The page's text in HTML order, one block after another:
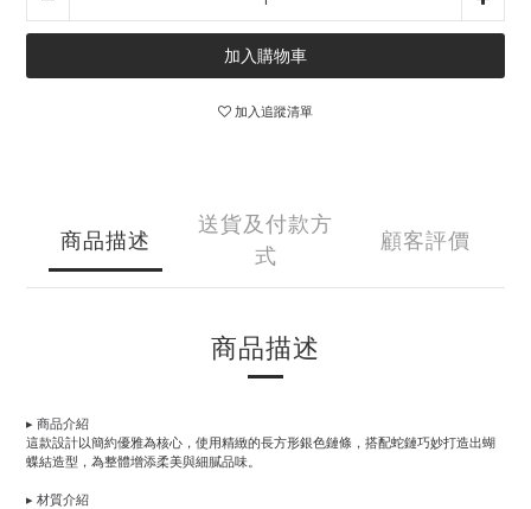
加入購物車
加入追蹤清單
商品描述
送貨及付款方
式
顧客評價
商品描述
▸ 商品介紹
這款設計以簡約優雅為核心，使用精緻的長方形銀色鏈條，搭配蛇鏈巧妙打造出蝴
蝶結造型，為整體增添柔美與細膩品味。
▸ 材質介紹